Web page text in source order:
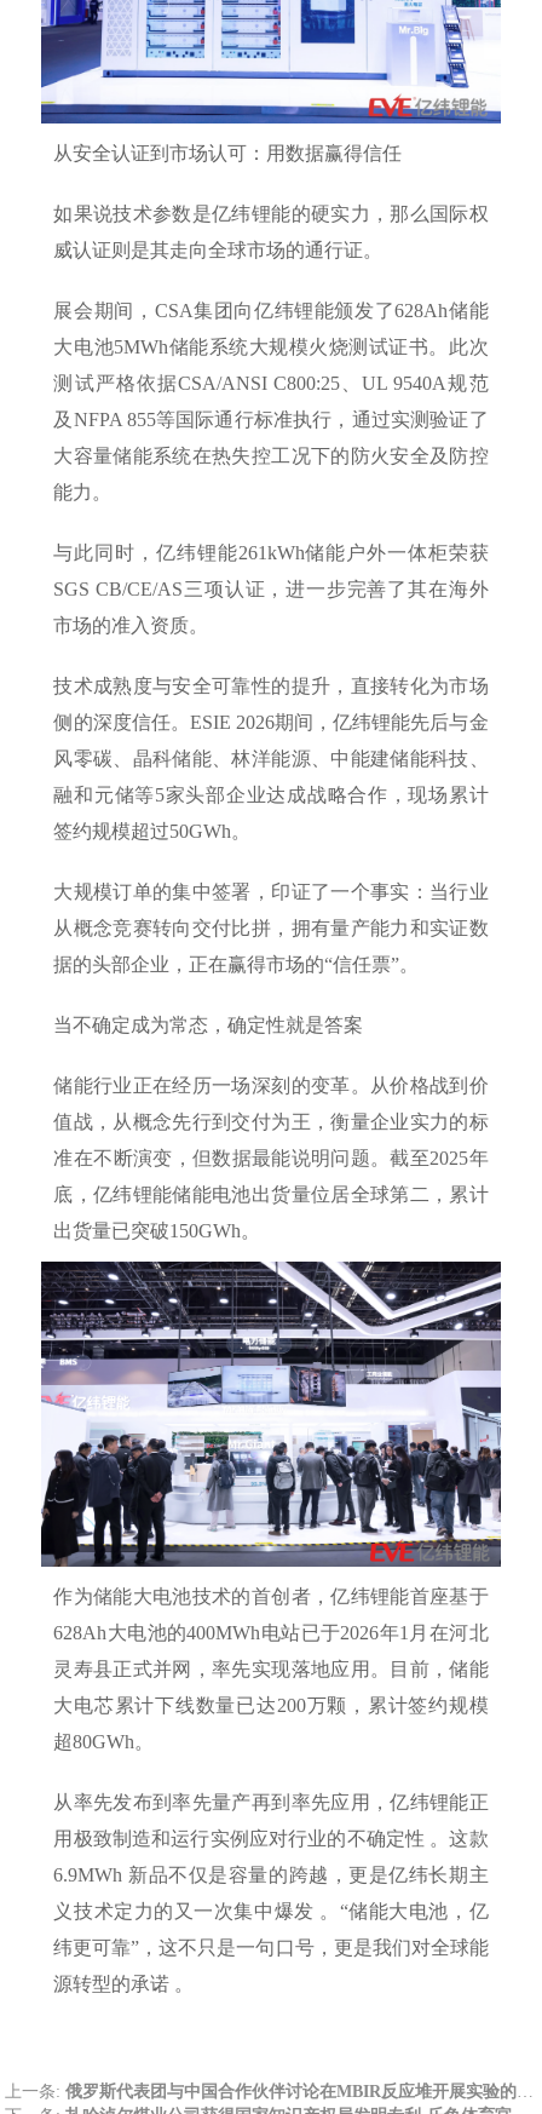
从安全认证到市场认可：用数据赢得信任
如果说技术参数是亿纬锂能的硬实力，那么国际权
威认证则是其走向全球市场的通行证。
展会期间，CSA集团向亿纬锂能颁发了628Ah储能
大电池5MWh储能系统大规模火烧测试证书。此次
测试严格依据CSA/ANSI C800:25、UL 9540A规范
及NFPA 855等国际通行标准执行，通过实测验证了
大容量储能系统在热失控工况下的防火安全及防控
能力。
与此同时，亿纬锂能261kWh储能户外一体柜荣获
SGS CB/CE/AS三项认证，进一步完善了其在海外
市场的准入资质。
技术成熟度与安全可靠性的提升，直接转化为市场
侧的深度信任。ESIE 2026期间，亿纬锂能先后与金
风零碳、晶科储能、林洋能源、中能建储能科技、
融和元储等5家头部企业达成战略合作，现场累计
签约规模超过50GWh。
大规模订单的集中签署，印证了一个事实：当行业
从概念竞赛转向交付比拼，拥有量产能力和实证数
据的头部企业，正在赢得市场的“信任票”。
当不确定成为常态，确定性就是答案
储能行业正在经历一场深刻的变革。从价格战到价
值战，从概念先行到交付为王，衡量企业实力的标
准在不断演变，但数据最能说明问题。截至2025年
底，亿纬锂能储能电池出货量位居全球第二，累计
出货量已突破150GWh。
作为储能大电池技术的首创者，亿纬锂能首座基于
628Ah大电池的400MWh电站已于2026年1月在河北
灵寿县正式并网，率先实现落地应用。目前，储能
大电芯累计下线数量已达200万颗，累计签约规模
超80GWh。
从率先发布到率先量产再到率先应用，亿纬锂能正
用极致制造和运行实例应对行业的不确定性 。这款
6.9MWh 新品不仅是容量的跨越，更是亿纬长期主
义技术定力的又一次集中爆发 。“储能大电池，亿
纬更可靠”，这不只是一句口号，更是我们对全球能
源转型的承诺 。
上一条:俄罗斯代表团与中国合作伙伴讨论在MBIR反应堆开展实验的前景-乐鱼体育官网app下载